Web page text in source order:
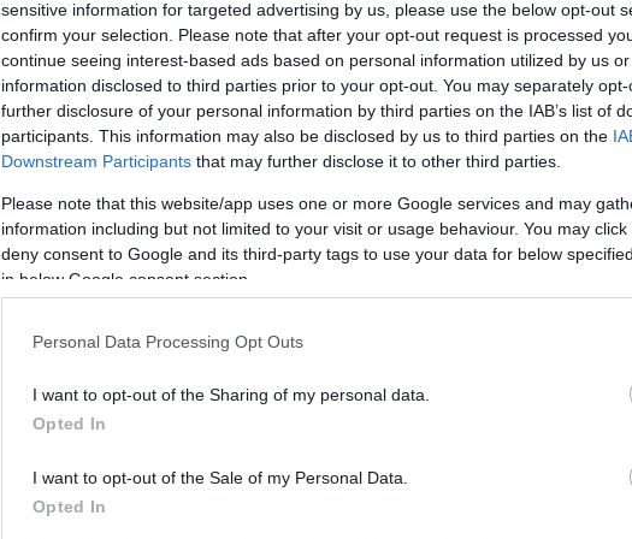
sensitive information for targeted advertising by us, please use the below opt-out
confirm your selection. Please note that after your opt-out request is processed
continue seeing interest-based ads based on personal information utilized by us
information disclosed to third parties prior to your opt-out. You may separately
further disclosure of your personal information by third parties on the IAB’s list of
participants. This information may also be disclosed by us to third parties on the
Downstream Participants that may further disclose it to other third parties.
Please note that this website/app uses one or more Google services and may
information including but not limited to your visit or usage behaviour. You may
deny consent to Google and its third-party tags to use your data for below
in below Google consent section.
Personal Data Processing Opt Outs
I want to opt-out of the Sharing of my personal data.
Opted In
I want to opt-out of the Sale of my Personal Data.
Opted In
utcában kínál egy olyan közösségi teret,
közösség tagjai szívesen betérhetnek,
hitélettel kapcsolatos programokon
ellátogathatnak ide azok az érdeklődők
megismerni a zsidóságot, és a
célpontja lehet. Az alsó szinten kóser
ahol nagyjából 60 vendég tud leülni, a
befogadására lesz alkalmas. Kialakítunk
lehetőség iskola utáni tanulásra,
szervezésére is, sőt még a rabbi irodája
– mondta, hozzátéve, a megnyitás pontos dátumát
eseményre neves külföldi vendégeket is szeretnének
járványhelyzettől.